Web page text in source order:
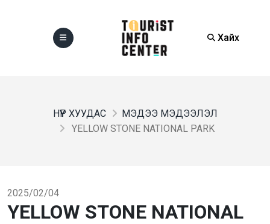
Хайх
НҮҮР ХУУДАС
МЭДЭЭ МЭДЭЭЛЭЛ
YELLOW STONE NATIONAL PARK
2025/02/04
YELLOW STONE NATIONAL